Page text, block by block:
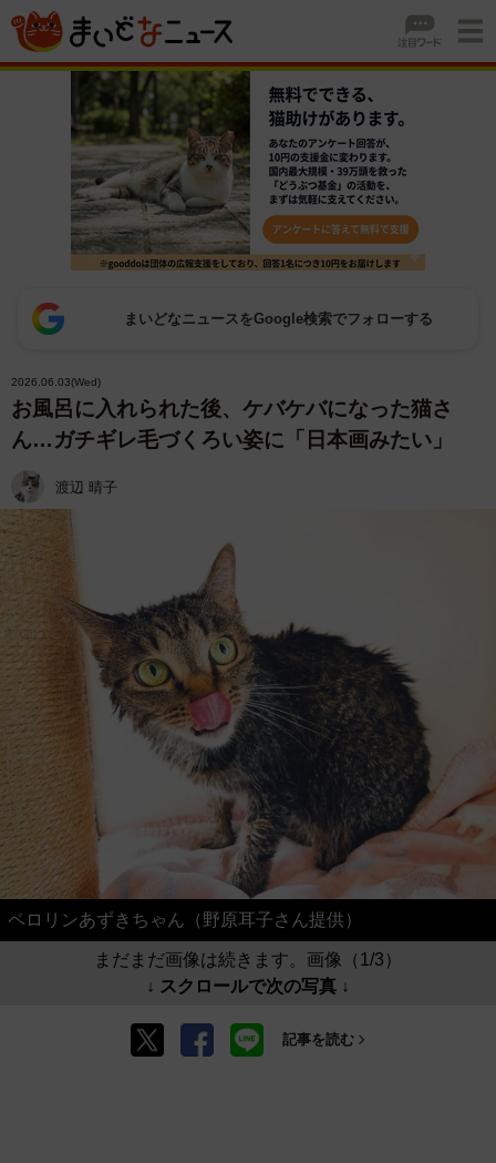
まいどなニュースをGoogle検索でフォローする
2026.06.03(Wed)
お風呂に入れられた後、ケバケバになった猫さ
ん…ガチギレ毛づくろい姿に「日本画みたい」
渡辺 晴子
ペロリンあずきちゃん（野原耳子さん提供）
まだまだ画像は続きます。画像（1/3）
↓ スクロールで次の写真 ↓
記事を読む